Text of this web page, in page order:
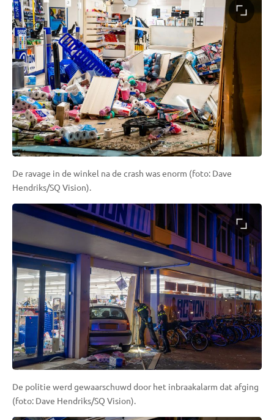
De ravage in de winkel na de crash was enorm (foto: Dave
Hendriks/SQ Vision).
De politie werd gewaarschuwd door het inbraakalarm dat afging
(foto: Dave Hendriks/SQ Vision).